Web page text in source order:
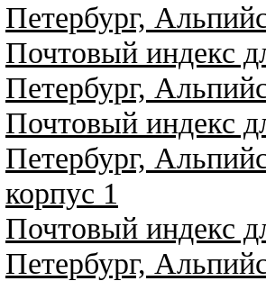
Петербург,
Почтовый индекс
Петербург,
Почтовый индекс
Петербург,
корпус 1
Почтовый индекс
Петербург,